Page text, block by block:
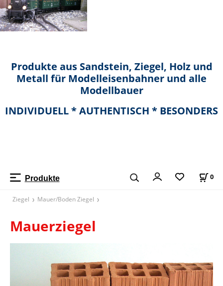
Produkte aus Sandstein, Ziegel, Holz und
Metall für Modelleisenbahner und alle
Modellbauer
INDIVIDUELL * AUTHENTISCH * BESONDERS
Produkte 0
Ziegel Mauer/Boden Ziegel
Mauerziegel